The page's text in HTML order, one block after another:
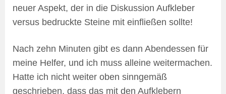
neuer Aspekt, der in die Diskussion Aufkleber
versus bedruckte Steine mit einfließen sollte!
Nach zehn Minuten gibt es dann Abendessen für
meine Helfer, und ich muss alleine weitermachen.
Hatte ich nicht weiter oben sinngemäß
geschrieben, dass das mit den Aufklebern